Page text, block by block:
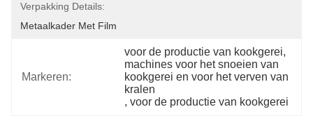
Verpakking Details:
Metaalkader Met Film
Markeren:
voor de productie van kookgerei,
machines voor het snoeien van
kookgerei en voor het verven van
kralen
, voor de productie van kookgerei